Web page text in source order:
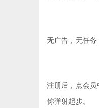
无广告，无任务
注册后，点会
你弹射起步。